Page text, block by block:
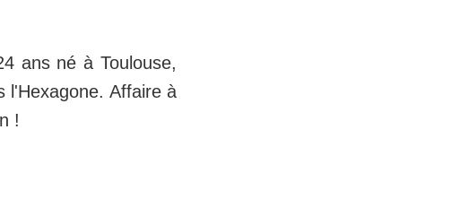
ans né à Toulouse,
Affaire à
!